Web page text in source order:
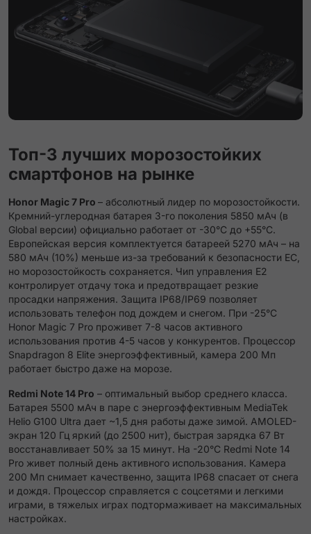
Топ-3 лучших морозостойких
смартфонов на рынке
Honor Magic 7 Pro – абсолютный лидер по морозостойкости.
Кремний-углеродная батарея 3-го поколения 5850 мАч (в
Global версии) официально работает от -30°C до +55°C.
Европейская версия комплектуется батареей 5270 мАч – на
580 мАч (10%) меньше из-за требований к безопасности ЕС,
но морозостойкость сохраняется. Чип управления E2
контролирует отдачу тока и предотвращает резкие
просадки напряжения. Защита IP68/IP69 позволяет
использовать телефон под дождем и снегом. При -25°C
Honor Magic 7 Pro проживет 7-8 часов активного
использования против 4-5 часов у конкурентов. Процессор
Snapdragon 8 Elite энергоэффективный, камера 200 Мп
работает быстро даже на морозе.
Redmi Note 14 Pro – оптимальный выбор среднего класса.
Батарея 5500 мАч в паре с энергоэффективным MediaTek
Helio G100 Ultra дает ~1,5 дня работы даже зимой. AMOLED-
экран 120 Гц яркий (до 2500 нит), быстрая зарядка 67 Вт
восстанавливает 50% за 15 минут. На -20°C Redmi Note 14
Pro живет полный день активного использования. Камера
200 Мп снимает качественно, защита IP68 спасает от снега
и дождя. Процессор справляется с соцсетями и легкими
играми, в тяжелых играх подтормаживает на максимальных
настройках.